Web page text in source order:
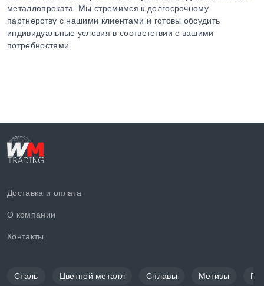
металлопроката. Мы стремимся к долгосрочному
партнерству с нашими клиентами и готовы обсудить
индивидуальные условия в соответствии с вашими
потребностями.
Доставка и оплата
О компании
Контакты
Сталь Цветной металл Сплавы Метизы